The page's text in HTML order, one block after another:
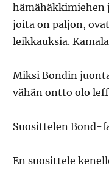
hämähäkkimiehen
joita on paljon,
leikkauksia.
Miksi Bondin
vähän ontto olo
Suosittelen Bond-
En suosittele